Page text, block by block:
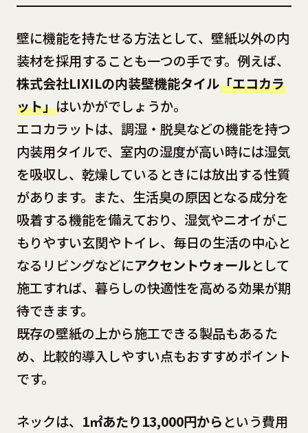
壁に機能を持たせる方法として、壁紙以外の内
装材を採用することも一つの手です。例えば、
株式会社LIXILの内装壁機能タイル「エコカラ
ット」はいかがでしょうか。
エコカラットは、調湿・脱臭などの機能を持つ
内装用タイルで、室内の湿度が高い時には湿気
を吸収し、乾燥しているときには放出する性質
があります。また、生活臭の原因となる成分を
吸着する機能を備えており、湿気やニオイがこ
もりやすい玄関やトイレ、毎日の生活の中心と
なるリビングなどにアクセントウォールとして
施工すれば、暮らしの快適性を高める効果が期
待できます。
既存の壁紙の上から施工できる製品もあるた
め、比較的導入しやすい点もおすすめポイント
です。
ネックは、 1㎡あたり13,000円から という費用